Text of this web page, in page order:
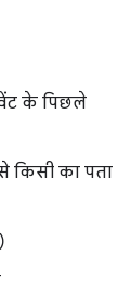
के पिछले
किसी का पता